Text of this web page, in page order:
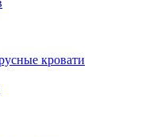
кровати